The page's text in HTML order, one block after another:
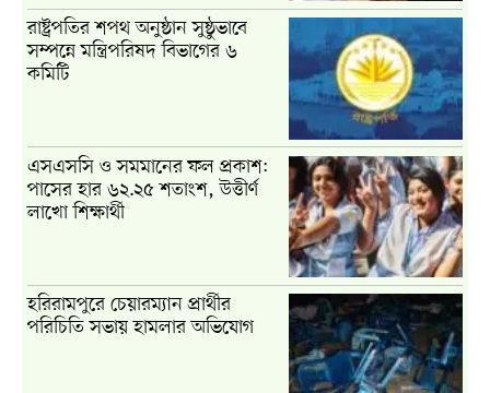
রাষ্ট্রপতির শপথ অনুষ্ঠান সুষ্ঠুভাবে
সম্পন্নে মন্ত্রিপরিষদ বিভাগের ৬
কমিটি
এসএসসি ও সমমানের ফল প্রকাশ:
পাসের হার ৬২.২৫ শতাংশ, উত্তীর্ণ
লাখো শিক্ষার্থী
হরিরামপুরে চেয়ারম্যান প্রার্থীর
পরিচিতি সভায় হামলার অভিযোগ